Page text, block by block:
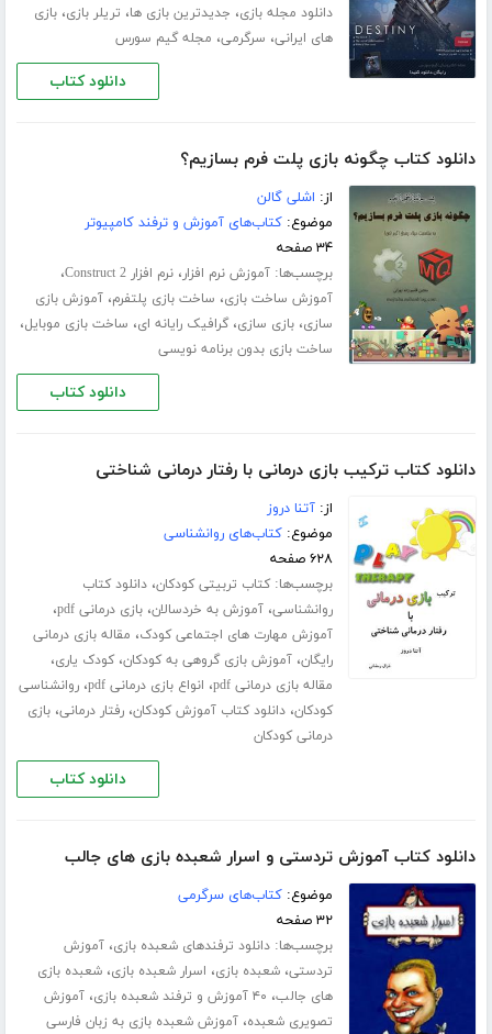
دانلود مجله بازی، جدیدترین بازی ها، تریلر بازی،بازی
های ایرانی، سرگرمی، مجله گیم سورس
دانلود کتاب
دانلود کتاب چگونه بازی پلت فرم بسازیم؟
از: اشلی گالن
موضوع:کتاب‌های آموزش و ترفند کامپیوتر
۳۴ صفحه
برچسب‌ها:آموزش نرم افزار،نرم افزار Construct 2 ،
آموزش ساخت بازی، ساخت بازی پلتفرم،آموزش بازی
سازی،بازی سازی،گرافیک رایانه ای، ساخت بازی موبایل،
ساخت بازی بدون برنامه نویسی
دانلود کتاب
دانلود کتاب ترکیب بازی درمانی با رفتار درمانی شناختی
از:آتنا دروز
موضوع:کتاب‌های روانشناسی
۶۲۸ صفحه
برچسب‌ها:کتاب تربیتی کودکان،دانلود کتاب
روانشناسی،آموزش به خردسالان،بازی درمانی pdf ،
آموزش مهارت های اجتماعی کودک، مقاله بازی درمانی
رایگان،آموزش بازی گروهی به کودکان،کودک یاری،
مقاله بازی درمانی pdf ، انواع بازی درمانی pdf ،روانشناسی
کودکان،دانلود کتاب آموزش کودکان،رفتار درمانی،بازی
درمانی کودکان
دانلود کتاب
دانلود کتاب آموزش تردستی و اسرار شعبده بازی های جالب
موضوع:کتاب‌های سرگرمی
۳۲ صفحه
برچسب‌ها:دانلود ترفندهای شعبده بازی،آموزش
تردستی،شعبده بازی، اسرار شعبده بازی،شعبده بازی
های جالب، ۴۰ آموزش و ترفند شعبده بازی ،آموزش
تصویری شعبده،آموزش شعبده بازی به زبان فارسی